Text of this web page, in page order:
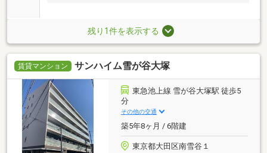
残り1件を表示する
賃貸マンション サンハイム雪が谷大塚
東急池上線 雪が谷大塚駅 徒歩5
分
その他の交通
築5年8ヶ月 / 6階建
東京都大田区南雪谷１